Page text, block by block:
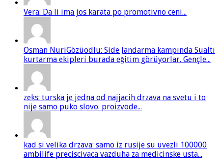
Vera: Da li ima jos karata po promotivno ceni...
Osman NuriGözüodlu: Side Jandarma kampında Sualtı
kurtarma ekipleri burada eğitim görüyorlar. Gençle...
zeks: turska je jedna od najjacih drzava na svetu i to
nije samo puko slovo. proizvode...
kad si velika drzava: samo iz rusije su uvezli 100000
ambilife preciscivaca vazduha za medicinske usta...